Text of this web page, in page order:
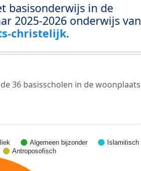
basisonderwijs in de
2025-2026 onderwijs van
christelijk.
36 basisscholen in de woonplaats
Algemeen bijzonder
Islamitisch
Antroposofisch